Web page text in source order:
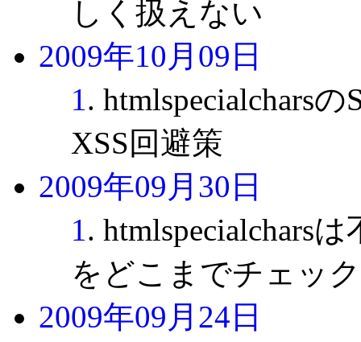
しく扱えない
2009年10月09日
1. htmlspecialchars
XSS回避策
2009年09月30日
1. htmlspecialchars
をどこまでチェッ
2009年09月24日